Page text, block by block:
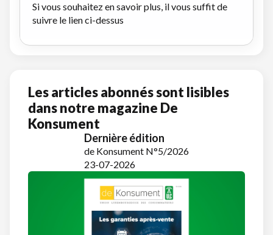
Si vous souhaitez en savoir plus, il vous suffit de
suivre le lien ci-dessus
Les articles abonnés sont lisibles
dans notre magazine De
Konsument
Dernière édition
de Konsument N°5/2026
23-07-2026